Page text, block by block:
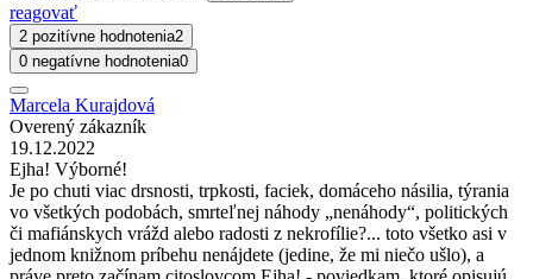
reagovať
2 pozitívne hodnotenia2
0 negatívne hodnotenia0
Marcela Kurajdová
Overený zákazník
19.12.2022
Ejha! Výborné!
Je po chuti viac drsnosti, trpkosti, faciek, domáceho násilia, týrania
vo všetkých podobách, smrteľnej náhody „nenáhody“, politických
či mafiánskych vrážd alebo radosti z nekrofílie?... toto všetko asi v
jednom knižnom príbehu nenájdete (jedine, že mi niečo ušlo), a